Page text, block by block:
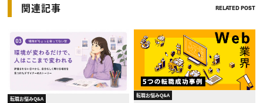
関連記事 RELATED POST
転職お悩みQ&A
転職お悩みQ&A